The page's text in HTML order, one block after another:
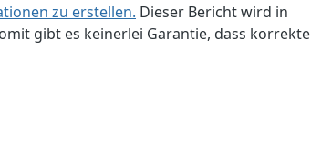
zu erstellen. Dieser Bericht wird in
gibt es keinerlei Garantie, dass korrekte